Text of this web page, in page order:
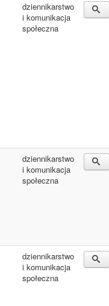
dziennikarstwo
i komunikacja
społeczna
dziennikarstwo
i komunikacja
społeczna
dziennikarstwo
i komunikacja
społeczna